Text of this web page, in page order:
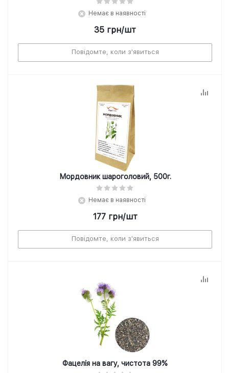
Немає в наявності
35 грн/шт
Повідомте, коли з'явиться
Мордовник шароголовий, 500г.
Немає в наявності
177грн/шт
Повідомте, коли з'явиться
Фацелія на вагу, чистота 99%